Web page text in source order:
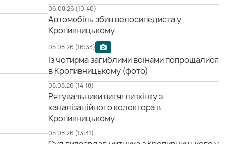
06.08.26 (10:40)
Автомобіль збив велосипедиста у
Кропивницькому
05.08.26 (16:33)
Із чотирма загиблими воїнами попрощалися
в Кропивницькому (фото)
05.08.26 (14:18)
Рятувальники витягли жінку з
каналізаційного колектора в
Кропивницькому
05.08.26 (13:31)